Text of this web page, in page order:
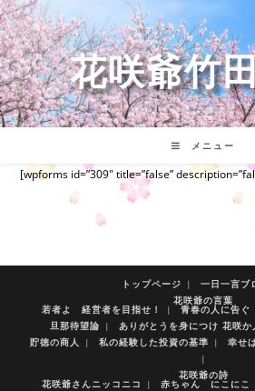
コ
ン
テ
ン
ツ
へ
ス
花咲爺竹
メニュー
[wpforms id=”309″ title=”false”
トップページ
一日一言ブ
花咲爺の言葉
若者よ 経営者を目指せ！ 青春の人に告ぐ
旦那待望論
ありがとうを身につけ 花咲か
貯徳の商人
私の経験した投資の基準 幸せ
花咲爺の詩
花咲爺さんニッコニコ 赤ちゃん にこにこ